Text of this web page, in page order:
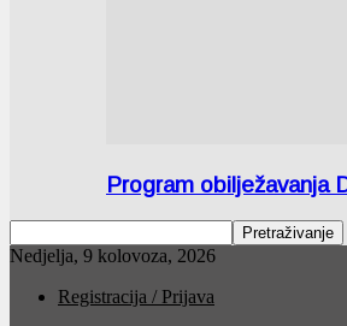
Program obilježavanja
Nedjelja, 9 kolovoza, 2026
Registracija / Prijava